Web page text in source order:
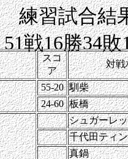
練習試合結
51戦16勝34敗
スコ
ア
対戦
55-20 馴柴
24-60 板橋
シュガーレ
千代田ティ
真鍋